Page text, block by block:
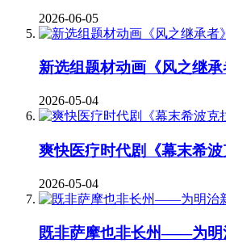
2026-06-05
新选组题材动画《风之继
2026-05-04
爽快医疗时代剧《幕末希
2026-05-04
既非萨摩也非长州——为明